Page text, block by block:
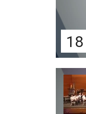
18